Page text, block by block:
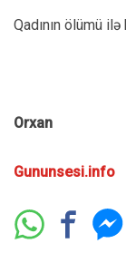
Qadının ölümü ilə
Orxan
Gununsesi.info